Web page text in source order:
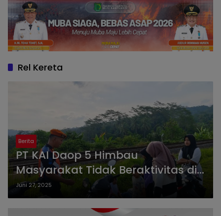
Rel Kereta
Berita
PT KAI Daop 5 Himbau
Masyarakat Tidak Beraktivitas di
Sekitar Rel Kereta Api Saat Libur
Sekolah
Juni 27, 2025